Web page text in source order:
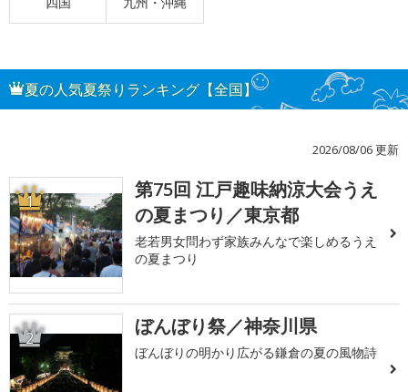
夏の人気夏祭りランキング【全国】
2026/08/06 更新
1
第75回 江戸趣味納涼大会うえ
の夏まつり／東京都
老若男女問わず家族みんなで楽しめるうえ
の夏まつり
2 ぼんぼり祭／神奈川県
ぼんぼりの明かり広がる鎌倉の夏の風物詩